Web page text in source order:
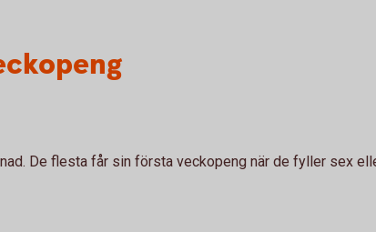
De flesta får sin första veckopeng när de fyller sex